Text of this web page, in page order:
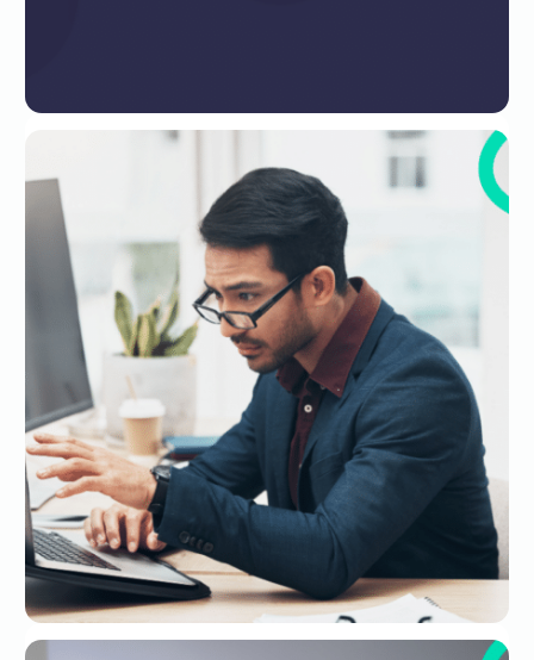
Les nouveautés produits : édition
d’août 2026
ACTUS PRODUIT